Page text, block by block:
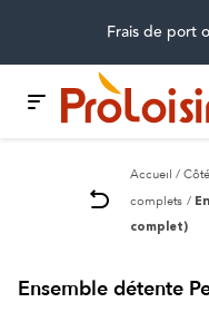
Frais de port
Accueil
complets
complet)
Ensemble détente